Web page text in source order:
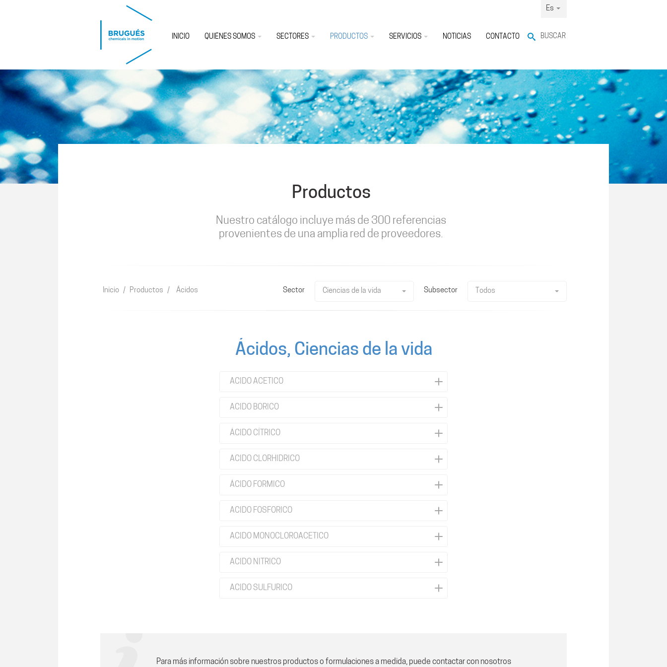
Es
BUSCAR
INICIO QUIÉNES SOMOS SECTORES PRODUCTOS SERVICIOS NOTICIAS CONTACTO
Productos
Nuestro catálogo incluye más de 300 referencias
provenientes de una amplia red de proveedores.
Inicio / Productos / Ácidos Sector Ciencias de la vida Subsector Todos
Ácidos, Ciencias de la vida
ACIDO ACETICO
ACIDO BORICO
ÁCIDO CÍTRICO
ACIDO CLORHIDRICO
ÁCIDO FORMICO
ACIDO FOSFORICO
ACIDO MONOCLOROACETICO
ACIDO NITRICO
ACIDO SULFURICO
Para más información sobre nuestros productos o formulaciones a medida, puede contactar con nosotros